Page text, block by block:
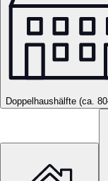
Doppelhaushälfte (ca.